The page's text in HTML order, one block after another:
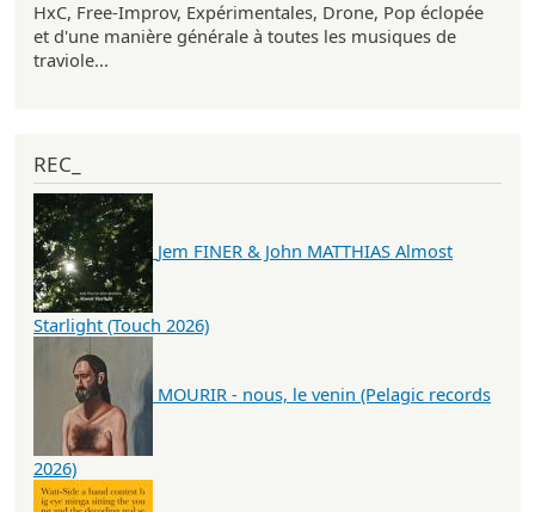
HxC, Free-Improv, Expérimentales, Drone, Pop éclopée
et d'une manière générale à toutes les musiques de
traviole...
REC_
Jem FINER & John MATTHIAS Almost
Starlight (Touch 2026)
MOURIR - nous, le venin (Pelagic records
2026)